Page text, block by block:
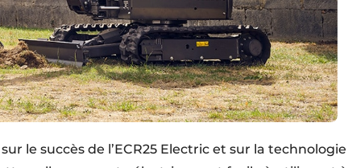
sur le succès de l’ECR25 Electric et sur la technologie